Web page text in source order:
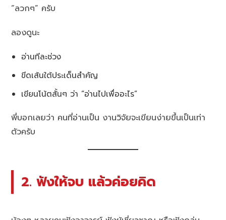
“ลวกๆ” ครับ
ลองดูนะ
อ่านทีละช่วง
ขีดเส้นใต้ประเด็นสำคัญ
เขียนโน้ตสั้นๆ ว่า “อ่านไปเพื่ออะไร”
พี่บอกเลยว่า คนที่อ่านเป็น งานวิจัยจะเขียนง่ายขึ้นเป็นเท่า
ตัวครับ
2. ฟังให้จบ แล้วค่อยคิด